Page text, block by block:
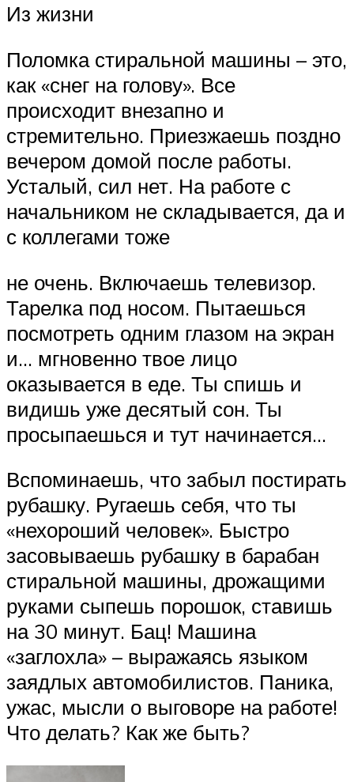
Из жизни
Поломка стиральной машины – это,
как «снег на голову». Все
происходит внезапно и
стремительно. Приезжаешь поздно
вечером домой после работы.
Усталый, сил нет. На работе с
начальником не складывается, да и
с коллегами тоже
не очень. Включаешь телевизор.
Тарелка под носом. Пытаешься
посмотреть одним глазом на экран
и… мгновенно твое лицо
оказывается в еде. Ты спишь и
видишь уже десятый сон. Ты
просыпаешься и тут начинается…
Вспоминаешь, что забыл постирать
рубашку. Ругаешь себя, что ты
«нехороший человек». Быстро
засовываешь рубашку в барабан
стиральной машины, дрожащими
руками сыпешь порошок, ставишь
на 30 минут. Бац! Машина
«заглохла» – выражаясь языком
заядлых автомобилистов. Паника,
ужас, мысли о выговоре на работе!
Что делать? Как же быть?